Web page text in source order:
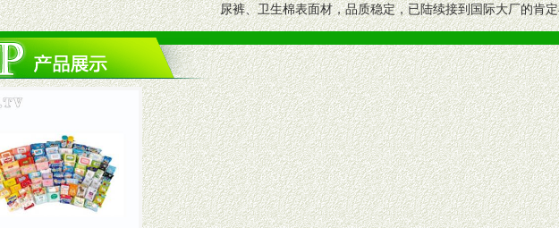
尿裤、卫生棉表面材，品质稳定，已陆续接到国际大厂的肯